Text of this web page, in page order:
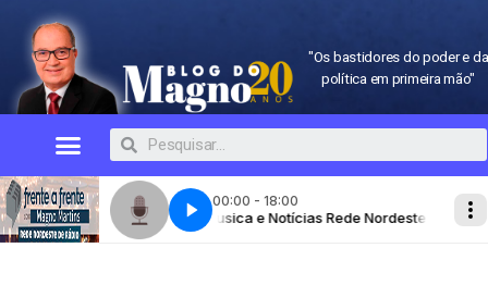
"Os bastidores do poder e da
política em primeira mão"